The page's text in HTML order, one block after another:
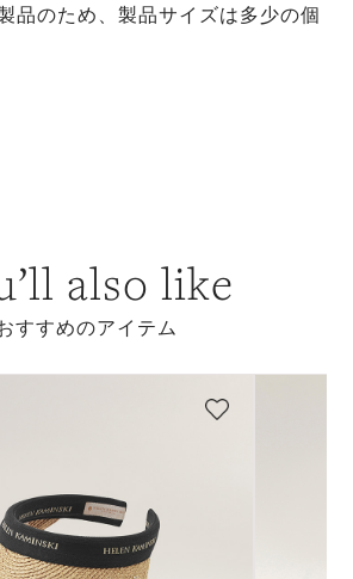
品のため、製品サイズは多少の個
also like
すすめのアイテム